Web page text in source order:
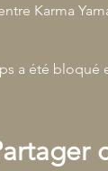
Karma
a été bloqué